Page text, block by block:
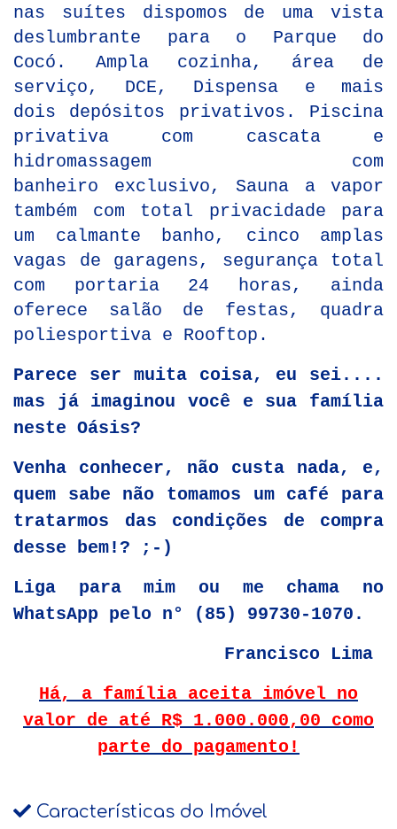
nas suítes dispomos de uma vista
deslumbrante para o Parque do
Cocó. Ampla cozinha, área de
serviço, DCE, Dispensa e mais
dois depósitos privativos. Piscina
privativa com cascata e
hidromassagem com
banheiro exclusivo, Sauna a vapor
também com total privacidade para
um calmante banho, cinco amplas
vagas de garagens, segurança total
com portaria 24 horas, ainda
oferece salão de festas, quadra
poliesportiva e Rooftop.
Parece ser muita coisa, eu sei....
mas já imaginou você e sua família
neste Oásis?
Venha conhecer, não custa nada, e,
quem sabe não tomamos um café para
tratarmos das condições de compra
desse bem!? ;-)
Liga para mim ou me chama no
WhatsApp pelo n° (85) 99730-1070.
Francisco Lima
Há, a família aceita imóvel no
valor de até R$ 1.000.000,00 como
parte do pagamento!
Características do Imóvel